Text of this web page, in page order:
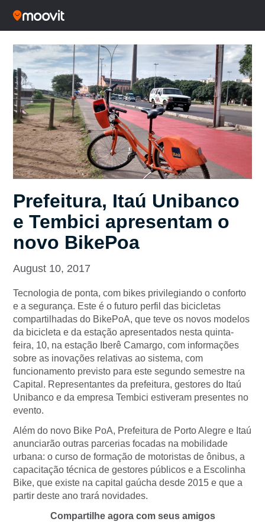
Prefeitura, Itaú Unibanco
e Tembici apresentam o
novo BikePoa
August 10, 2017
Tecnologia de ponta, com bikes privilegiando o conforto
e a segurança. Este é o futuro perfil das bicicletas
compartilhadas do BikePoA, que teve os novos modelos
da bicicleta e da estação apresentados nesta quinta-
feira, 10, na estação Iberê Camargo, com informações
sobre as inovações relativas ao sistema, com
funcionamento previsto para este segundo semestre na
Capital. Representantes da prefeitura, gestores do Itaú
Unibanco e da empresa Tembici estiveram presentes no
evento.
Além do novo Bike PoA, Prefeitura de Porto Alegre e Itaú
anunciarão outras parcerias focadas na mobilidade
urbana: o curso de formação de motoristas de ônibus, a
capacitação técnica de gestores públicos e a Escolinha
Bike, que existe na capital gaúcha desde 2015 e que a
partir deste ano trará novidades.
Compartilhe agora com seus amigos